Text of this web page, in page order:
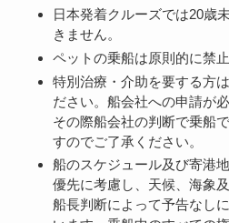
日本発着クルーズでは20歳
きません。
ペットの乗船は原則的に禁
特別治療・介助を要する方
ださい。船会社への申請が
その際船会社の判断で乗船
すのでご了承ください。
船のスケジュール及び寄港
優先に考慮し、天候、海象
船長判断によって予告なし